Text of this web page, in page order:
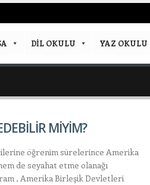
DIL OKULU YAZ OKULU
MİYİM?
öğrenim sürelerince Amerika
de seyahat etme olanağı
, Amerika Birleşik Devletleri